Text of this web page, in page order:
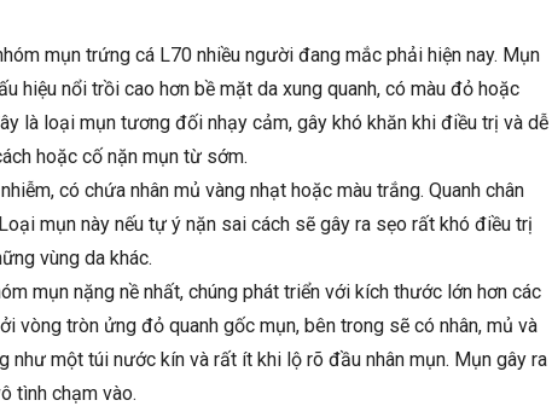
mụn trứng cá L70 nhiều người đang mắc phải hiện nay. Mụn
hiệu nổi trồi cao hơn bề mặt da xung quanh, có màu đỏ hoặc
là loại mụn tương đối nhạy cảm, gây khó khăn khi điều trị và dễ
hoặc cố nặn mụn từ sớm.
có chứa nhân mủ vàng nhạt hoặc màu trắng. Quanh chân
mụn này nếu tự ý nặn sai cách sẽ gây ra sẹo rất khó điều trị
vùng da khác.
mụn nặng nề nhất, chúng phát triển với kích thước lớn hơn các
vòng tròn ửng đỏ quanh gốc mụn, bên trong sẽ có nhân, mủ và
như một túi nước kín và rất ít khi lộ rõ đầu nhân mụn. Mụn gây ra
tình chạm vào.